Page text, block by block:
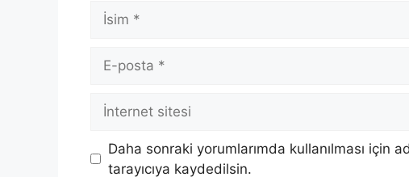
İsim
posta
İnternet
sitesi
Daha sonraki yorumlarımda kullanılması için
tarayıcıya kaydedilsin.